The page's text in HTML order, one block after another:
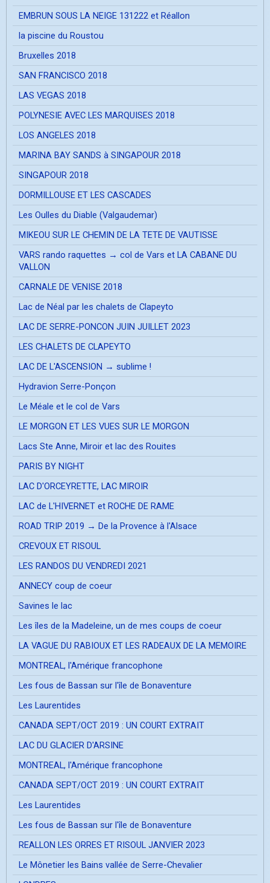
EMBRUN SOUS LA NEIGE 131222 et Réallon
la piscine du Roustou
Bruxelles 2018
SAN FRANCISCO 2018
LAS VEGAS 2018
POLYNESIE AVEC LES MARQUISES 2018
LOS ANGELES 2018
MARINA BAY SANDS à SINGAPOUR 2018
SINGAPOUR 2018
DORMILLOUSE ET LES CASCADES
Les Oulles du Diable (Valgaudemar)
MIKEOU SUR LE CHEMIN DE LA TETE DE VAUTISSE
VARS rando raquettes → col de Vars et LA CABANE DU
VALLON
CARNALE DE VENISE 2018
Lac de Néal par les chalets de Clapeyto
LAC DE SERRE-PONCON JUIN JUILLET 2023
LES CHALETS DE CLAPEYTO
LAC DE L'ASCENSION → sublime !
Hydravion Serre-Ponçon
Le Méale et le col de Vars
LE MORGON ET LES VUES SUR LE MORGON
Lacs Ste Anne, Miroir et lac des Rouites
PARIS BY NIGHT
LAC D'ORCEYRETTE, LAC MIROIR
LAC de L'HIVERNET et ROCHE DE RAME
ROAD TRIP 2019 → De la Provence à l'Alsace
CREVOUX ET RISOUL
LES RANDOS DU VENDREDI 2021
ANNECY coup de coeur
Savines le lac
Les îles de la Madeleine, un de mes coups de coeur
LA VAGUE DU RABIOUX ET LES RADEAUX DE LA MEMOIRE
MONTREAL, l'Amérique francophone
Les fous de Bassan sur l'île de Bonaventure
Les Laurentides
CANADA SEPT/OCT 2019 : UN COURT EXTRAIT
LAC DU GLACIER D'ARSINE
MONTREAL, l'Amérique francophone
CANADA SEPT/OCT 2019 : UN COURT EXTRAIT
Les Laurentides
Les fous de Bassan sur l'île de Bonaventure
REALLON LES ORRES ET RISOUL JANVIER 2023
Le Mônetier les Bains vallée de Serre-Chevalier